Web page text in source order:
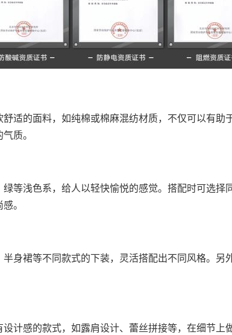
适的面料，如纯棉或棉麻混纺材质，不仅可以有
质。
等浅色系，给人以轻快愉悦的感觉。搭配时可选
。
身裙等不同款式的下装，灵活搭配出不同风格。
计感的款式，如露肩设计、蕾丝拼接等，在细节上